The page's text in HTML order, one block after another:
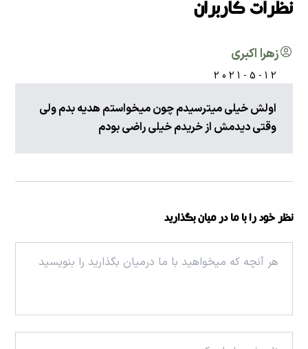
نظرات کاربران
زهرا اکبری
2021-5-12
اولش خیلی میترسیدم چون میخواستم هدیه بدم ولی
وقتی دیدمش از خریدم خیلی راضی بودم
نظر خود را با ما در میان بگذارید